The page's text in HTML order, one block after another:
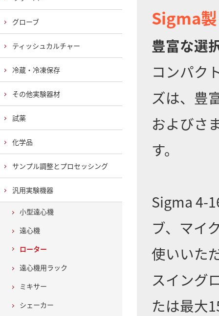
Sigma
豊富な選
コンパク
ズは、豊
およびさ
す。
Sigma 4-
ブ、マイ
使いいた
スイング
たは最大
グローブ
ティッシュカルチャー
冷蔵・冷凍保存
その他実験器材
試薬
化学品
サンプル調整とプロセッシング
汎用実験機器
小型遠心機
遠心機
ローター
遠心機用ラック
ミキサー
シェーカー